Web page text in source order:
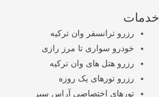
خدمات
رزرو ترانسفر وان ترکیه
خودرو سواری تا مرز رازی
رزرو هتل های وان ترکیه
رزرو تورهای یک روزه
تورهای اختصاصی آراس سیر